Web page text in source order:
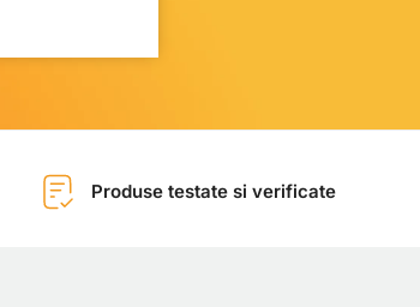
Produse testate si verificate